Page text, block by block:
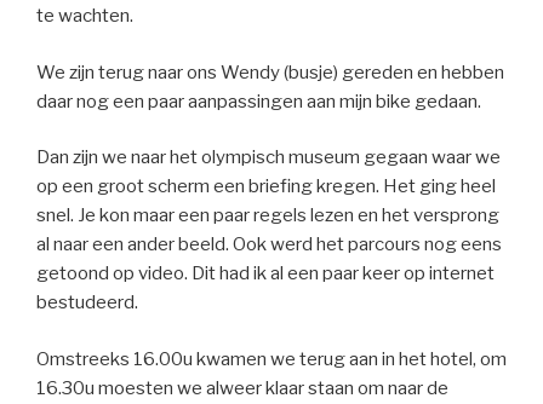
te wachten.
We zijn terug naar ons Wendy (busje) gereden en hebben
daar nog een paar aanpassingen aan mijn bike gedaan.
Dan zijn we naar het olympisch museum gegaan waar we
op een groot scherm een briefing kregen. Het ging heel
snel. Je kon maar een paar regels lezen en het versprong
al naar een ander beeld. Ook werd het parcours nog eens
getoond op video. Dit had ik al een paar keer op internet
bestudeerd.
Omstreeks 16.00u kwamen we terug aan in het hotel, om
16.30u moesten we alweer klaar staan om naar de